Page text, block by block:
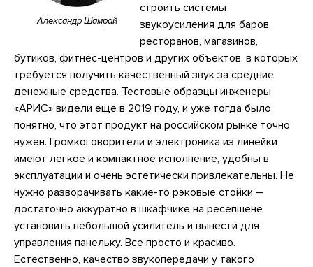
Александр Шамрай
строить системы
звукоусиления для баров,
ресторанов, магазинов,
бутиков, фитнес-центров и других объектов, в которых
требуется получить качественный звук за средние
денежные средства. Тестовые образцы инженеры
«АРИС» видели еще в 2019 году, и уже тогда было
понятно, что этот продукт на российском рынке точно
нужен. Громкоговорители и электроника из линейки
имеют легкое и компактное исполнение, удобны в
эксплуатации и очень эстетически привлекательны. Не
нужно разворачивать какие-то рэковые стойки –
достаточно аккуратно в шкафчике на ресепшене
установить небольшой усилитель и вынести для
управления панельку. Все просто и красиво.
Естественно, качество звукопередачи у такого